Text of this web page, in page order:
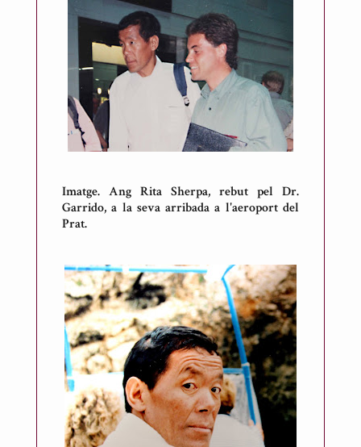
Imatge. Ang Rita Sherpa, rebut pel Dr.
Garrido, a la seva arribada a l'aeroport del
Prat.